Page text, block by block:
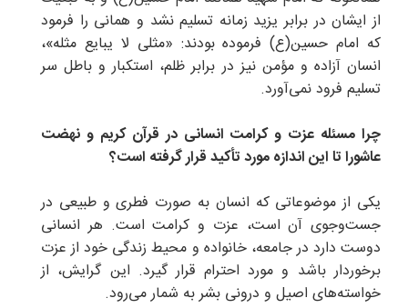
از ایشان در برابر یزید زمانه تسلیم نشد و همانی را فرمود
که امام حسین(ع) فرموده بودند: «مثلی لا یبایع مثله»،
انسان آزاده و مؤمن نیز در برابر ظلم، استکبار و باطل سر
تسلیم فرود نمی‌آورد.
چرا مسئله عزت و کرامت انسانی در قرآن کریم و نهضت
عاشورا تا این اندازه مورد تأکید قرار گرفته است؟
یکی از موضوعاتی که انسان به صورت فطری و طبیعی در
جست‌وجوی آن است، عزت و کرامت است. هر انسانی
دوست دارد در جامعه، خانواده و محیط زندگی خود از عزت
برخوردار باشد و مورد احترام قرار گیرد. این گرایش، از
خواسته‌های اصیل و درونی بشر به شمار می‌رود.